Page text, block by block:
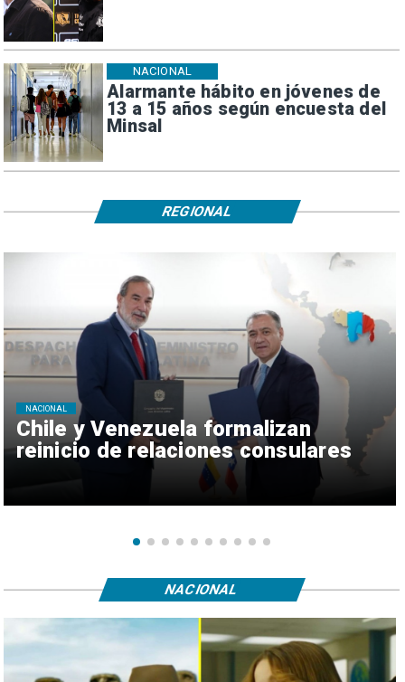
Alarmante hábito en jóvenes de
13 a 15 años según encuesta del
Minsal
NACIONAL
Chile y Venezuela formalizan
reinicio de relaciones consulares
NACIONAL
REGIONAL
NACIONAL